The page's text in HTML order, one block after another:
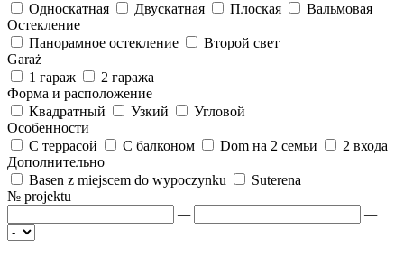
Односкатная
Двускатная Плоская
Вальмовая
Остекление
Панорамное остекление
Второй свет
Garaż
1 гараж
2 гаража
Форма и расположение
Квадратный
Узкий
Угловой
Особенности
С террасой
С балконом Dom на 2 семьи
2 входа
Дополнительно
Basen z miejscem do wypoczynku
Suterena
№ projektu
—
—